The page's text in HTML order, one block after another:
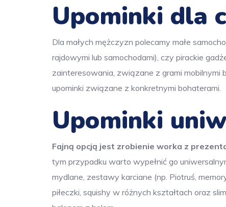
Upominki dla
Dla małych mężczyzn polecamy małe
rajdowymi lub samochodami), czy pirackie
zainteresowania, związane z grami mobilnymi
upominki związane z konkretnymi bohaterami.
Upominki
Fajną opcją jest zrobienie worka z
tym przypadku warto wypełnić go
mydlane, zestawy karciane (np. Piotruś,
piłeczki, squishy w różnych kształtach oraz